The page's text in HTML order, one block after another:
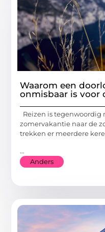
Waarom een
onmisbaar is voor
Reizen is tegenwoordig
zomervakantie naar de
trekken er meerdere
...
Anders